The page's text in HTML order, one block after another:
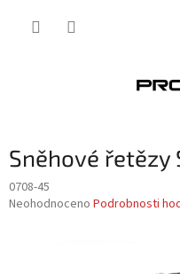
Sněhové řetězy
0708-45
Průměrné
Neohodnoceno Podrobnosti